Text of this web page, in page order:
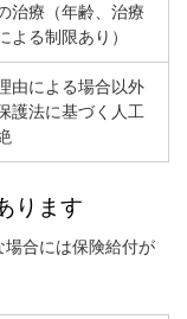
治療（年齢、治療
よる制限あり）
由による場合以外
護法に基づく人工
ります
合には保険給付が